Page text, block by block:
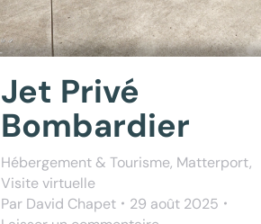
Jet Privé
Bombardier
Hébergement & Tourisme, Matterport,
Visite virtuelle
Par David Chapet
29 août 2025